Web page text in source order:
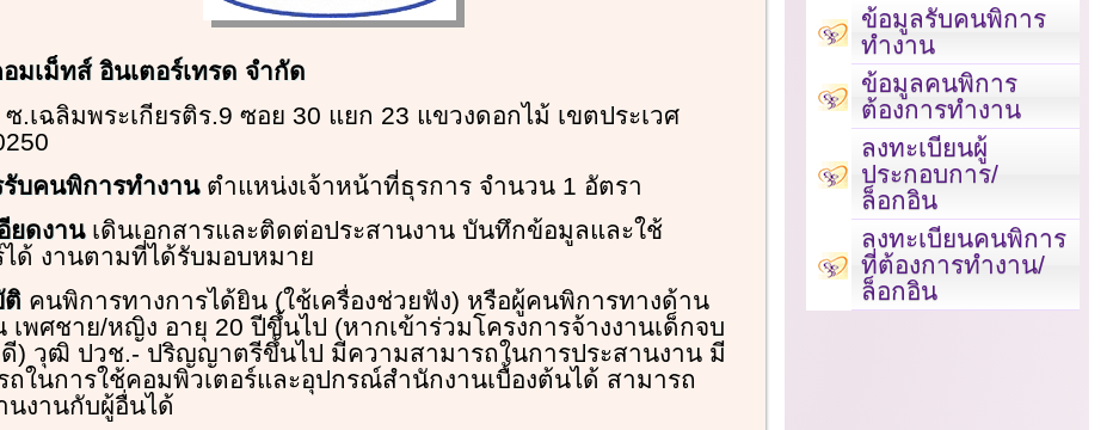
มเม็ทส์ อินเตอร์เทรด จำกัด
ซ.เฉลิมพระเกียรติร.9 ซอย 30 แยก 23 แขวงดอกไม้ เขตประเวศ
รับคนพิการทำงานตำแหน่งเจ้าหน้าที่ธุรการ จำนวน 1 อัตรา
ยดงานเดินเอกสารและติดต่อประสานงาน บันทึกข้อมูลและใช้
ได้ งานตามที่ได้รับมอบหมาย
คนพิการทางการได้ยิน (ใช้เครื่องช่วยฟัง) หรือผู้คนพิการทางด้าน
เพศชาย/หญิง อายุ 20 ปีขึ้นไป (หากเข้าร่วมโครงการจ้างงานเด็กจบ
ดี) วุฒิ ปวช.- ปริญญาตรีขึ้นไป มีความสามารถในการประสานงาน มี
ในการใช้คอมพิวเตอร์และอุปกรณ์สำนักงานเบื้องต้นได้ สามารถ
นงานกับผู้อื่นได้
ข้อมูลรับคนพิการ
ทำงาน
ข้อมูลคนพิการ
ต้องการทำงาน
ลงทะเบียนผู้
ประกอบการ/
ล็อกอิน
ลงทะเบียนคนพิการ
ที่ต้องการทำงาน/
ล็อกอิน